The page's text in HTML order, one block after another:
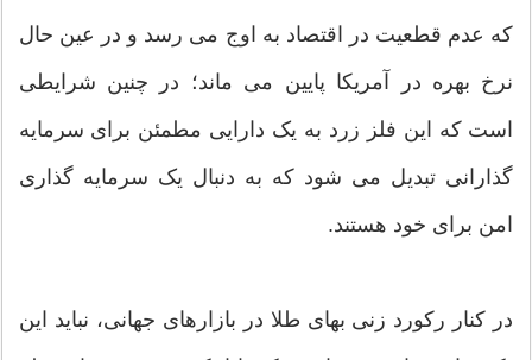
که عدم قطعیت در اقتصاد به اوج می رسد و در عین حال
نرخ بهره در آمریکا پایین می ماند؛ در چنین شرایطی
است که این فلز زرد به یک دارایی مطمئن برای سرمایه
گذارانی تبدیل می شود که به دنبال یک سرمایه گذاری
امن برای خود هستند.
در کنار رکورد زنی بهای طلا در بازارهای جهانی، نباید این